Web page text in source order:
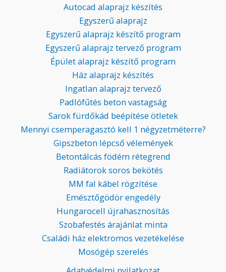
Autocad alaprajz készítés
Egyszerű alaprajz
Egyszerű alaprajz készítő program
Egyszerű alaprajz tervező program
Épület alaprajz készítő program
Ház alaprajz készítés
Ingatlan alaprajz tervező
Padlófűtés beton vastagság
Sarok fürdőkád beépítése ötletek
Mennyi csemperagasztó kell 1 négyzetméterre?
Gipszbeton lépcső vélemények
Betontálcás födém rétegrend
Radiátorok soros bekötés
MM fal kábel rögzítése
Emésztőgödör engedély
Hungarocell újrahasznosítás
Szobafestés árajánlat minta
Családi ház elektromos vezetékelése
Mosógép szerelés